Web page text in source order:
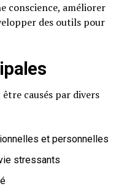
conscience, améliorer
des outils pour
causés par divers
et personnelles
stressants